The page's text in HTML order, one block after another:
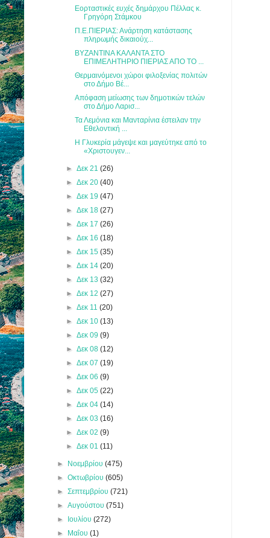
Εορταστικές ευχές δημάρχου Πέλλας κ.
Γρηγόρη Στάμκου
Π.Ε.ΠΙΕΡΙΑΣ: Ανάρτηση κατάστασης
πληρωμής δικαιούχ...
ΒΥΖΑΝΤΙΝΑ ΚΑΛΑΝΤΑ ΣΤΟ
ΕΠΙΜΕΛΗΤΗΡΙΟ ΠΙΕΡΙΑΣ ΑΠΟ ΤΟ ...
Θερμαινόμενοι χώροι φιλοξενίας πολιτών
στο Δήμο Βέ...
Απόφαση μείωσης των δημοτικών τελών
στο Δήμο Λαρισ...
Τα Λεμόνια και Μανταρίνια έστειλαν την
Εθελοντική ...
Η Γλυκερία μάγεψε και μαγεύτηκε από το
«Χριστουγεν...
► Δεκ 21 (26)
► Δεκ 20 (40)
► Δεκ 19 (47)
► Δεκ 18 (27)
► Δεκ 17 (26)
► Δεκ 16 (18)
► Δεκ 15 (35)
► Δεκ 14 (20)
► Δεκ 13 (32)
► Δεκ 12 (27)
► Δεκ 11 (20)
► Δεκ 10 (13)
► Δεκ 09 (9)
► Δεκ 08 (12)
► Δεκ 07 (19)
► Δεκ 06 (9)
► Δεκ 05 (22)
► Δεκ 04 (14)
► Δεκ 03 (16)
► Δεκ 02 (9)
► Δεκ 01 (11)
► Νοεμβρίου(475)
►Οκτωβρίου(605)
►Σεπτεμβρίου(721)
►Αυγούστου(751)
► Ιουλίου(272)
► Μαΐου(1)